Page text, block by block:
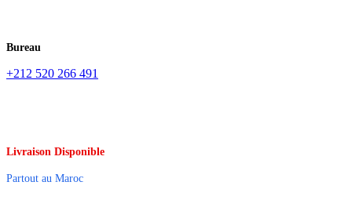
Bureau
+212 520 266 491
Livraison Disponible
Partout au Maroc